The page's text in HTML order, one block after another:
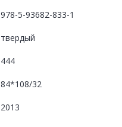
978-5-93682-833-1
твердый
444
84*108/32
2013